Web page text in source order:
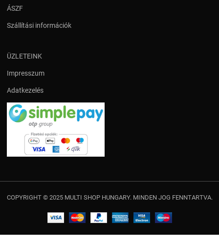
ÁSZF
Szállítási információk
ÜZLETEINK
Impresszum
Adatkezelés
COPYRIGHT © 2025 MULTI SHOP HUNGARY. MINDEN JOG FENNTARTVA.